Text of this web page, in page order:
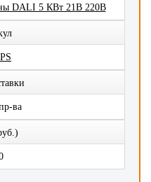
DALI 5 КВт 21В 220В
ва